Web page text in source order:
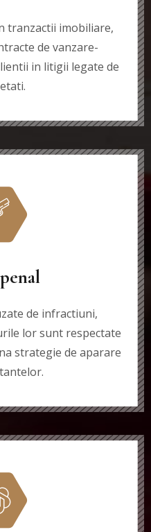
tranzactii imobiliare,
de vanzare-
in litigii legate de
de infractiuni,
lor sunt respectate
strategie de aparare